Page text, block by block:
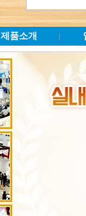
제품소개